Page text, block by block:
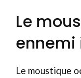
Le
ennemi
Le moustique